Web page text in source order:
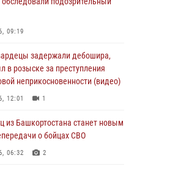
турнир на открытом воздухе
04:29
по горячим следам
в открытом
(видео)
04:15
учёта и
Росгвардии Башкортостана
граждан
09:19
задержали дебошира,
в розыске за преступления
неприкосновенности (видео)
12:01 1
из Башкортостана станет новым
о бойцах СВО
06:32 2